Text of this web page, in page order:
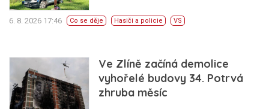
6. 8. 2026 17:46 Co se děje Hasiči a policie VS
Ve Zlíně začíná demolice
vyhořelé budovy 34. Potrvá
zhruba měsíc